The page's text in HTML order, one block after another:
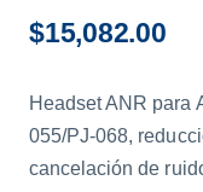
$15,082.00
Headset ANR para
055/PJ-068,
cancelación de